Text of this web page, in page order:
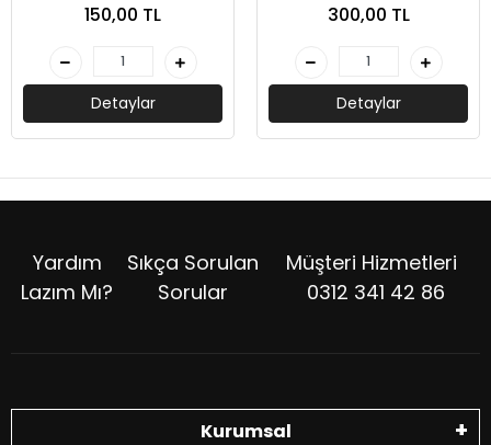
150,00 TL
Detaylar
300,00 TL
Detaylar
Yardım
Lazım Mı?
Sıkça Sorulan
Sorular
Müşteri Hizmetleri
0312 341 42 86
Kurumsal